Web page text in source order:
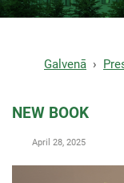
Galvenā
NEW BOOK
April 28, 2025